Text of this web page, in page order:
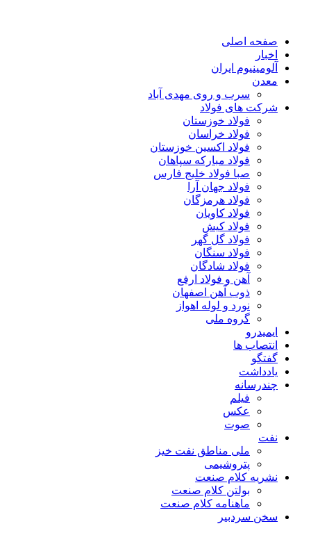
صفحه اصلی
اخبار
آلومینیوم ایران
معدن
سرب و روی مهدی آباد
شرکت های فولاد
فولاد خوزستان
فولاد خراسان
فولاد اکسین خوزستان
فولاد مبارکه سپاهان
صبا فولاد خلیج فارس
فولاد جهان آرا
فولاد هرمزگان
فولاد کاویان
فولاد کیش
فولاد گل گهر
فولاد سنگان
فولاد شادگان
آهن و فولاد ارفع
ذوب آهن اصفهان
نورد و لوله اهواز
گروه ملی
ایمیدرو
انتصاب ها
گفتگو
یادداشت
چندرسانه
فیلم
عکس
صوت
نفت
ملی مناطق نفت خیز
پتروشیمی
نشریه کلام صنعت
بولتن کلام صنعت
ماهنامه کلام صنعت
سخن سردبیر